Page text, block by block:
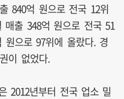
840억 원으로 전국 12위
출 348억 원으로 전국 51
으로 97위에 올랐다. 경
이 없었다.
2012년부터 전국 업소 밀